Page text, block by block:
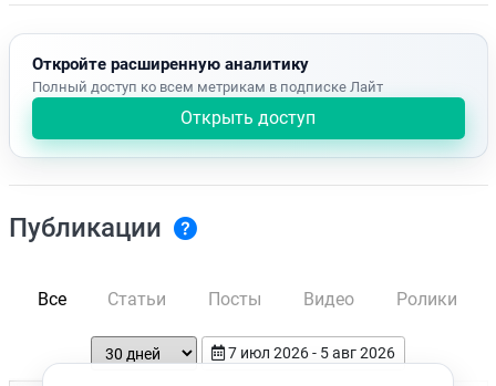
Откройте расширенную аналитику
Полный доступ ко всем метрикам в подписке Лайт
Открыть доступ
Публикации
Все Статьи Посты Видео Ролики
7 июл 2026 - 5 авг 2026